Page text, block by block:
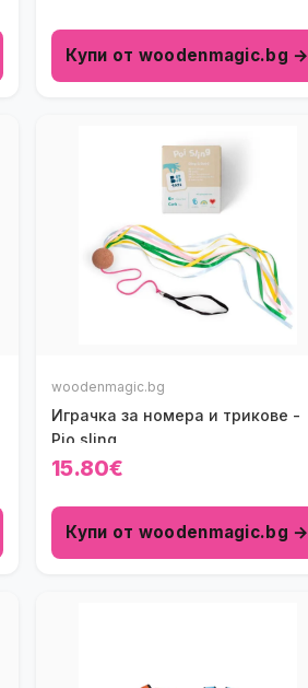
Купи от woodenmagic.bg →
woodenmagic.bg
Играчка за номера и трикове -
Pio sling
15.80€
Купи от woodenmagic.bg →